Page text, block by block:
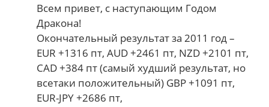
Всем привет, с наступающим Годом
Дракона!
Окончательный результат за 2011 год –
EUR +1316 пт, AUD +2461 пт, NZD +2101 пт,
CAD +384 пт (самый худший результат, но
всетаки положительный) GBP +1091 пт,
EUR-JPY +2686 пт,